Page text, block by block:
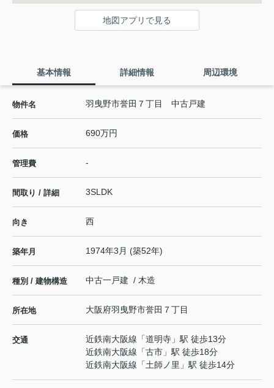
地図アプリで見る
基本情報 詳細情報 周辺環境
物件名 羽曳野市誉田７丁目 中古戸建
価格 690万円
管理費 -
間取り / 詳細 3SLDK
向き 西
築年月 1974年3月 (築52年)
種別 / 建物構造 中古一戸建 / 木造
所在地 大阪府羽曳野市誉田 ７丁目
交通 近鉄南大阪線 「道明寺 」駅 徒歩13分
近鉄南大阪線 「古市 」駅 徒歩18分
近鉄南大阪線 「土師ノ里 」駅 徒歩14分